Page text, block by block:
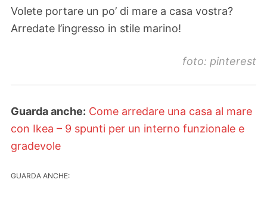
Volete portare un po’ di mare a casa vostra?
Arredate l’ingresso in stile marino!
foto: pinterest
Guarda anche: Come arredare una casa al mare
con Ikea – 9 spunti per un interno funzionale e
gradevole
GUARDA ANCHE: